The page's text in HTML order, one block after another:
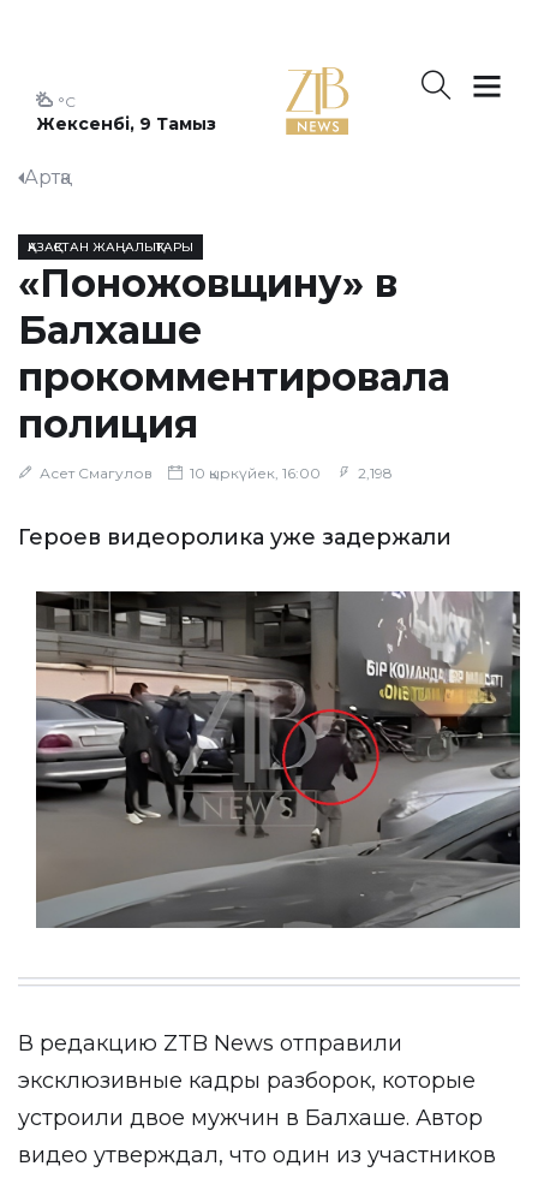
Жексенбі, 9 Тамыз
°C
Артқа
ҚАЗАҚСТАН ЖАҢАЛЫҚТАРЫ
«Поножовщину» в
Балхаше
прокомментировала
полиция
Асет Смагулов 10 қыркүйек, 16:00 2,198
Героев видеоролика уже задержали
В редакцию ZTB News отправили
эксклюзивные кадры разборок, которые
устроили двое мужчин в Балхаше. Автор
видео утверждал, что один из участников